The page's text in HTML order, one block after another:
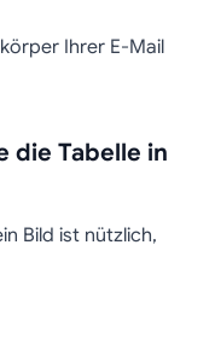
Ihrer E-Mail
die Tabelle in
Bild ist nützlich,